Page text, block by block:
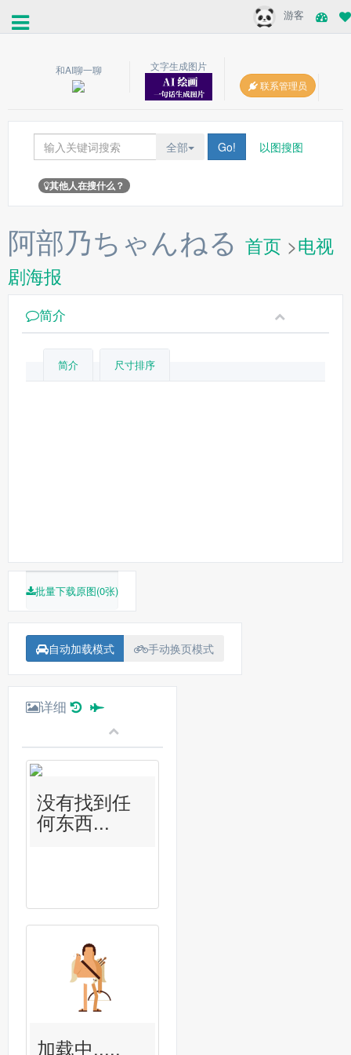
游客
和AI聊一聊
文字生成图片
联系管理员
全部 Go! 以图搜图
其他人在搜什么？
阿部乃ちゃんねる 首页 >电视
剧海报
简介
简介 尺寸排序
批量下载原图(0张)
自动加载模式 手动换页模式
详细
没有找到任
何东西...
加载中.....